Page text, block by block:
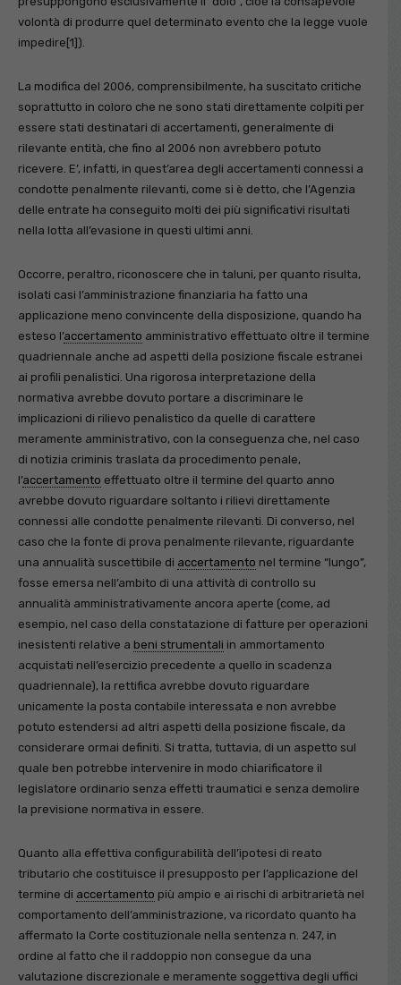
volontà di produrre quel determinato evento che la legge vuole
impedire[1]).
La modifica del 2006, comprensibilmente, ha suscitato critiche
soprattutto in coloro che ne sono stati direttamente colpiti per
essere stati destinatari di accertamenti, generalmente di
rilevante entità, che fino al 2006 non avrebbero potuto
ricevere. E’, infatti, in quest’area degli accertamenti connessi a
condotte penalmente rilevanti, come si è detto, che l’Agenzia
delle entrate ha conseguito molti dei più significativi risultati
nella lotta all’evasione in questi ultimi anni.
Occorre, peraltro, riconoscere che in taluni, per quanto risulta,
isolati casi l’amministrazione finanziaria ha fatto una
applicazione meno convincente della disposizione, quando ha
esteso l’accertamento amministrativo effettuato oltre il termine
quadriennale anche ad aspetti della posizione fiscale estranei
ai profili penalistici. Una rigorosa interpretazione della
normativa avrebbe dovuto portare a discriminare le
implicazioni di rilievo penalistico da quelle di carattere
meramente amministrativo, con la conseguenza che, nel caso
di notizia criminis traslata da procedimento penale,
l’accertamento effettuato oltre il termine del quarto anno
avrebbe dovuto riguardare soltanto i rilievi direttamente
connessi alle condotte penalmente rilevanti. Di converso, nel
caso che la fonte di prova penalmente rilevante, riguardante
una annualità suscettibile di accertamento nel termine “lungo”,
fosse emersa nell’ambito di una attività di controllo su
annualità amministrativamente ancora aperte (come, ad
esempio, nel caso della constatazione di fatture per operazioni
inesistenti relative a beni strumentali in ammortamento
acquistati nell’esercizio precedente a quello in scadenza
quadriennale), la rettifica avrebbe dovuto riguardare
unicamente la posta contabile interessata e non avrebbe
potuto estendersi ad altri aspetti della posizione fiscale, da
considerare ormai definiti. Si tratta, tuttavia, di un aspetto sul
quale ben potrebbe intervenire in modo chiarificatore il
legislatore ordinario senza effetti traumatici e senza demolire
la previsione normativa in essere.
Quanto alla effettiva configurabilità dell’ipotesi di reato
tributario che costituisce il presupposto per l’applicazione del
termine di accertamento più ampio e ai rischi di arbitrarietà nel
comportamento dell’amministrazione, va ricordato quanto ha
affermato la Corte costituzionale nella sentenza n. 247, in
ordine al fatto che il raddoppio non consegue da una
valutazione discrezionale e meramente soggettiva degli uffici